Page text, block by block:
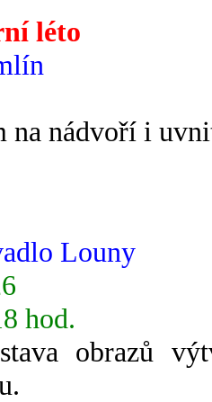
léto
na nádvoří i
Louny
hod.
obrazů